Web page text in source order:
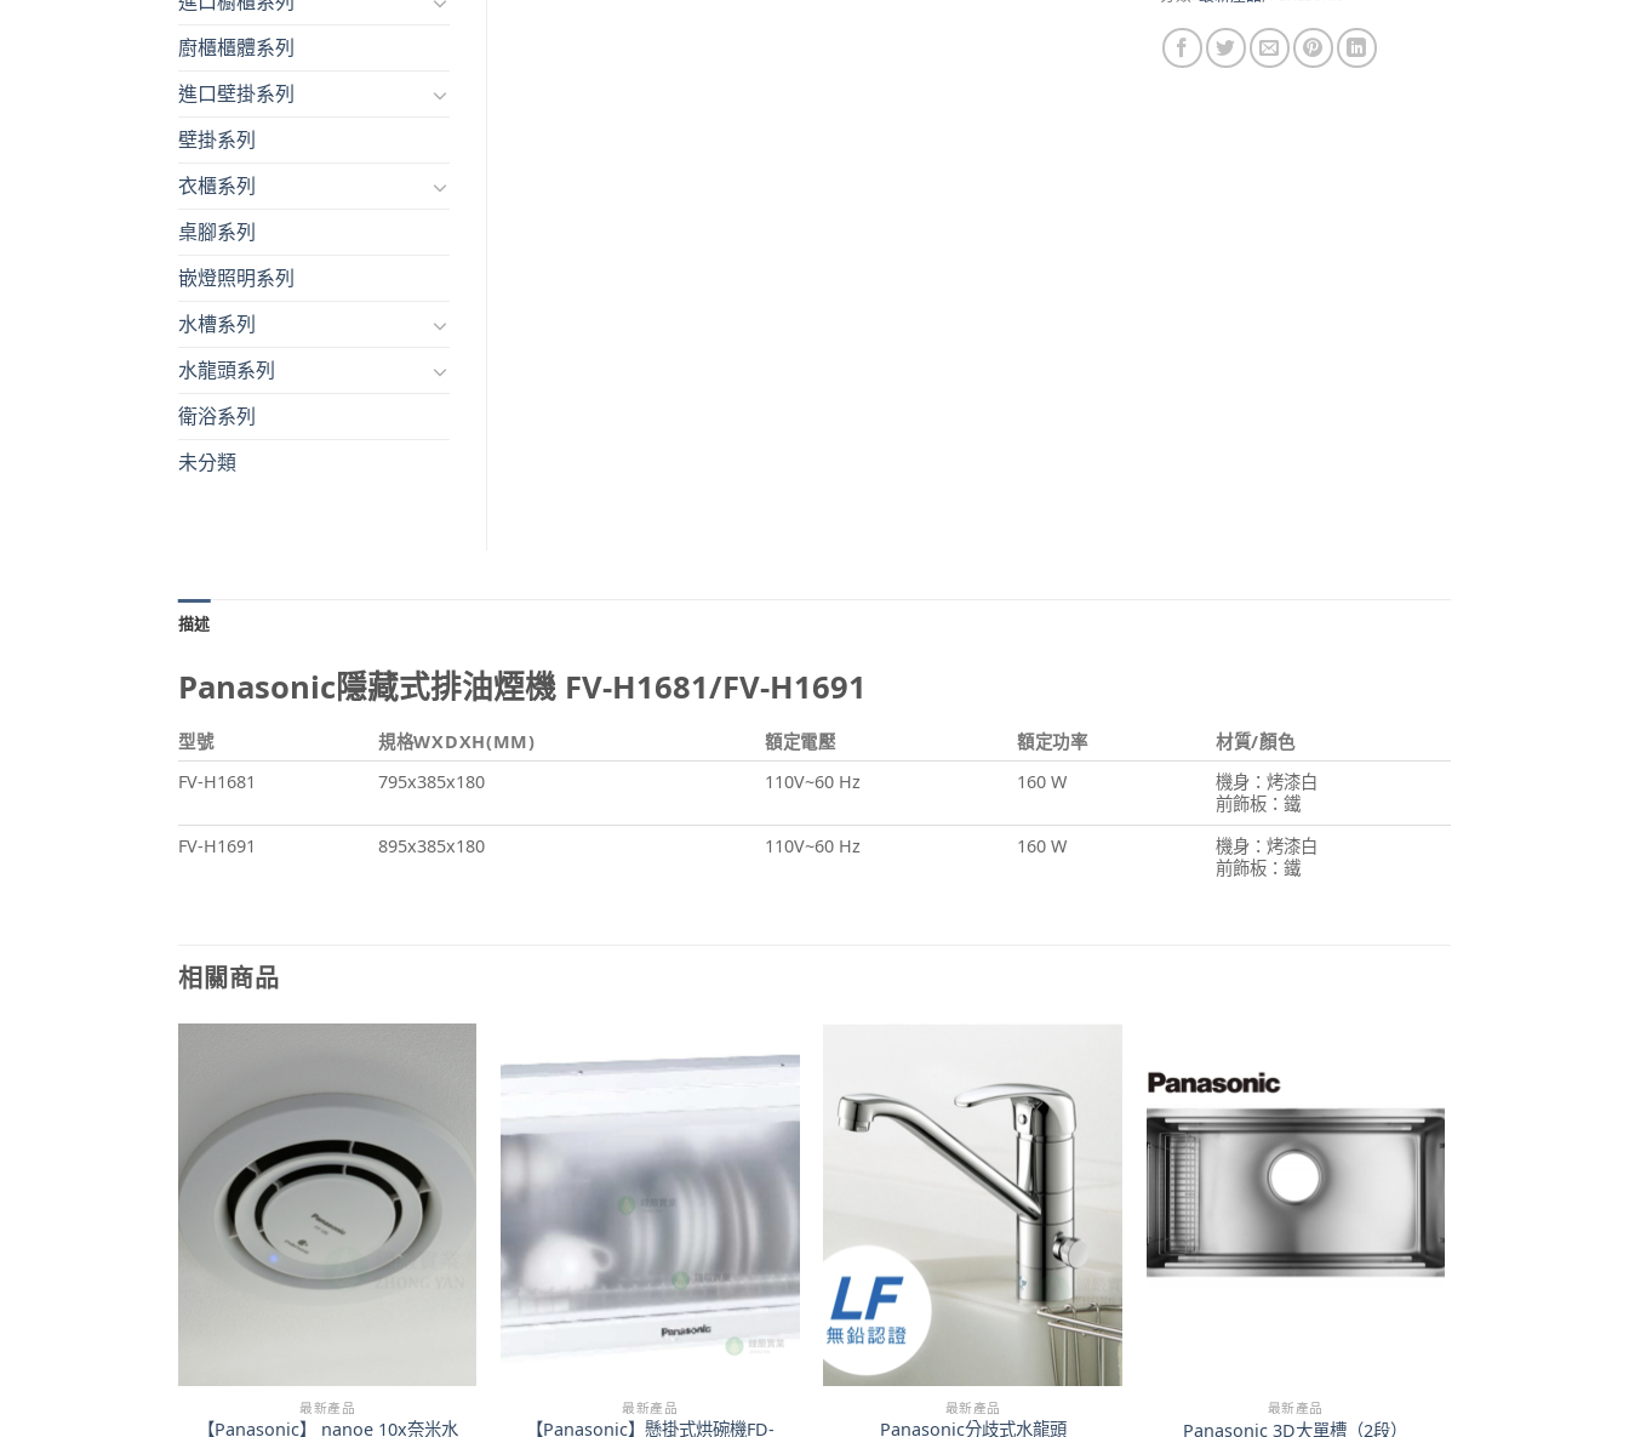
廚櫃櫃體系列
進口壁掛系列
壁掛系列
衣櫃系列
桌腳系列
嵌燈照明系列
水槽系列
水龍頭系列
衛浴系列
未分類
描述
Panasonic隱藏式排油煙機 FV-H1681/FV-H1691
型號 規格WXDXH(MM) 額定電壓 額定功率
材質/顏色
FV-H1681
795x385x180 110V~60 Hz 160 W
機身：烤漆白
前飾板：鐵
FV-H1691
895x385x180 110V~60 Hz 160 W
機身：烤漆白
前飾板：鐵
相關商品
最新產品
【Panasonic】 nanoe 10x奈米水
最新產品
【Panasonic】懸掛式烘碗機FD-
最新產品
Panasonic分歧式水龍頭
最新產品
Panasonic 3D大單槽（2段）